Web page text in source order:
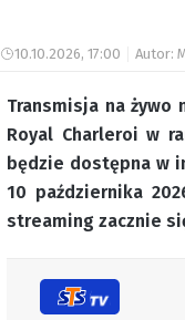
10.10.2026, 17:00 Autor:
Transmisja na żywo
Royal Charleroi w
będzie dostępna w
10 października
streaming zacznie